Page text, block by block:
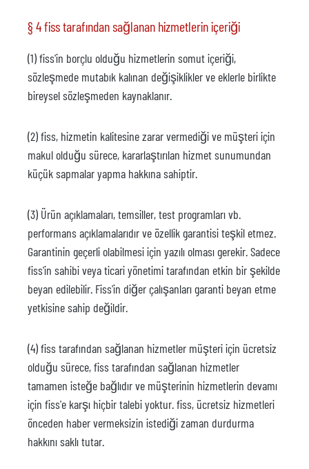
§ 4 fiss tarafından sağlanan hizmetlerin içeriği
(1) fiss'in borçlu olduğu hizmetlerin somut içeriği,
sözleşmede mutabık kalınan değişiklikler ve eklerle birlikte
bireysel sözleşmeden kaynaklanır.
(2) fiss, hizmetin kalitesine zarar vermediği ve müşteri için
makul olduğu sürece, kararlaştırılan hizmet sunumundan
küçük sapmalar yapma hakkına sahiptir.
(3) Ürün açıklamaları, temsiller, test programları vb.
performans açıklamalarıdır ve özellik garantisi teşkil etmez.
Garantinin geçerli olabilmesi için yazılı olması gerekir. Sadece
fiss'in sahibi veya ticari yönetimi tarafından etkin bir şekilde
beyan edilebilir. Fiss'in diğer çalışanları garanti beyan etme
yetkisine sahip değildir.
(4) fiss tarafından sağlanan hizmetler müşteri için ücretsiz
olduğu sürece, fiss tarafından sağlanan hizmetler
tamamen isteğe bağlıdır ve müşterinin hizmetlerin devamı
için fiss'e karşı hiçbir talebi yoktur. fiss, ücretsiz hizmetleri
önceden haber vermeksizin istediği zaman durdurma
hakkını saklı tutar.